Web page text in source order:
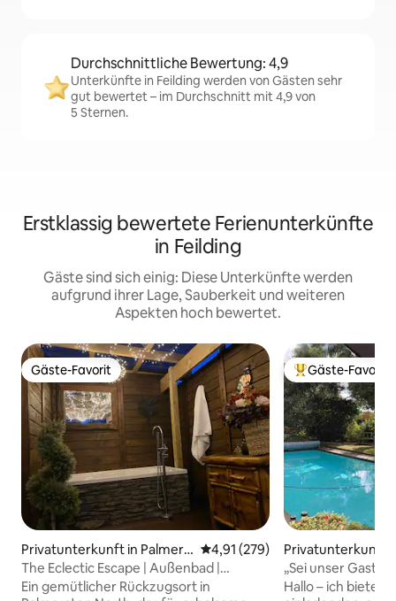
Durchschnittliche Bewertung: 4,9
Unterkünfte in Feilding werden von Gästen sehr
gut bewertet – im Durchschnitt mit 4,9 von
5 Sternen.
Erstklassig bewertete Ferienunterkünfte
in Feilding
Gäste sind sich einig: Diese Unterkünfte werden
aufgrund ihrer Lage, Sauberkeit und weiteren
Aspekten hoch bewertet.
Gäste-Favorit
Gäste-Favorit
Privatunterkunft in Palmers
ton North
Durchschnittliche Bewertung:
4,91 (279)
The Eclectic Escape | Außenbad |
Haustierfreundlich
Ein gemütlicher Rückzugsort in
Beliebter Gäste-
Gäste-Favorit
Privatunterkunft
„Sei unser Gast“
Hallo – ich biete